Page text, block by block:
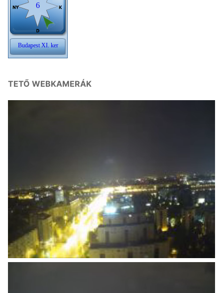
TETŐ WEBKAMERÁK